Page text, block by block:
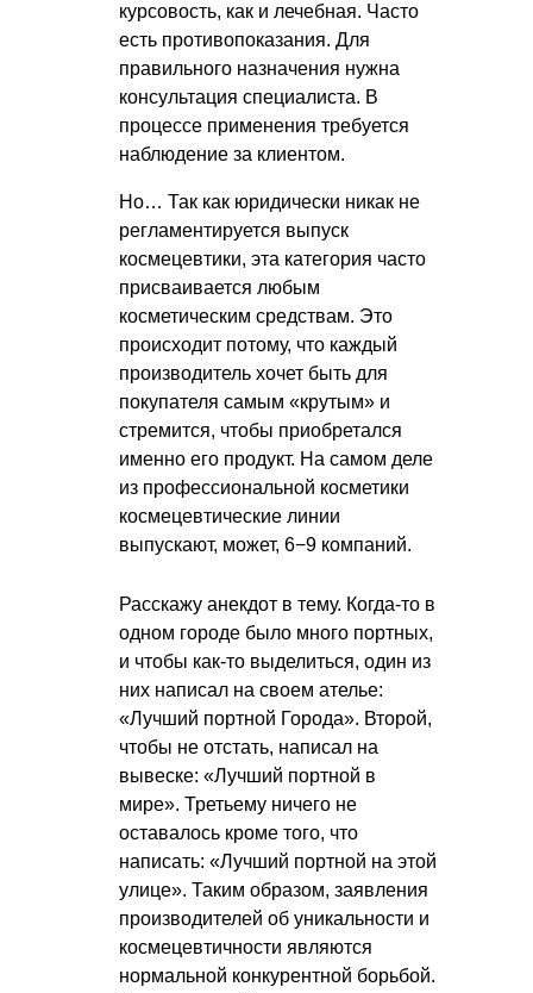
курсовость, как и лечебная. Часто
есть противопоказания. Для
правильного назначения нужна
консультация специалиста. В
процессе применения требуется
наблюдение за клиентом.
Но… Так как юридически никак не
регламентируется выпуск
космецевтики, эта категория часто
присваивается любым
косметическим средствам. Это
происходит потому, что каждый
производитель хочет быть для
покупателя самым «крутым» и
стремится, чтобы приобретался
именно его продукт. На самом деле
из профессиональной косметики
космецевтические линии
выпускают, может, 6−9 компаний.
Расскажу анекдот в тему. Когда-то в
одном городе было много портных,
и чтобы как-то выделиться, один из
них написал на своем ателье:
«Лучший портной Города». Второй,
чтобы не отстать, написал на
вывеске: «Лучший портной в
мире». Третьему ничего не
оставалось кроме того, что
написать: «Лучший портной на этой
улице». Таким образом, заявления
производителей об уникальности и
космецевтичности являются
нормальной конкурентной борьбой.